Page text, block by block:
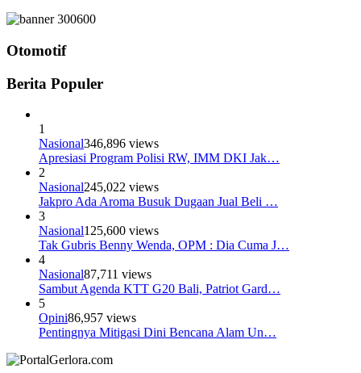
Otomotif
Berita Populer
1
Nasional346,896 views
Apresiasi Program Polisi RW, IMM DKI Jak…
2
Nasional245,022 views
Jakpro Ada Aroma Busuk Dugaan Jual Beli …
3
Nasional125,600 views
Tak Gubris Benny Wenda, OPM : Dia Cuma J…
4
Nasional87,711 views
Sambut Agenda KTT G20 Bali, Patriot Gard…
5
Opini86,957 views
Pentingnya Mitigasi Dini Bencana Alam Un…